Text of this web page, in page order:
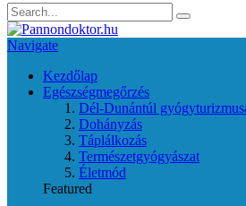
Navigate
Kezdőlap
Egészségmegőrzés
Dél-Dunántúl
Dohányzás
Táplálkozás
Természetgyógyászat
Életmód
Featured